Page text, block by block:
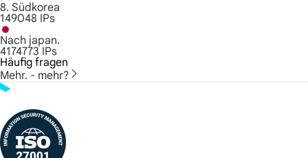
8. Südkorea
149048 IPs
Nach japan.
4174773 IPs
Häufig fragen
Mehr. - mehr?